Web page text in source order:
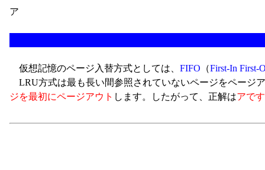
ア
仮想記憶のページ入替方式としては、 FIFO （First-In First-
LRU方式は最も長い間参照されていないページをページ
ジを最初にページアウト します。したがって、正解はアで